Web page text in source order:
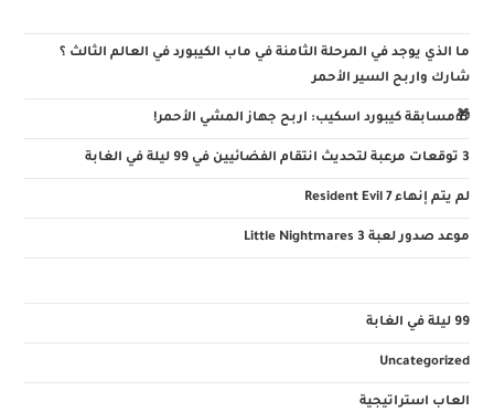
ما الذي يوجد في المرحلة الثامنة في ماب الكيبورد في العالم الثالث ؟
شارك واربح السير الأحمر
🎁مسابقة كيبورد اسكيب: اربح جهاز المشي الأحمر!
3 توقعات مرعبة لتحديث انتقام الفضائيين في 99 ليلة في الغابة
لم يتم إنهاء Resident Evil 7
موعد صدور لعبة Little Nightmares 3
99 ليلة في الغابة
Uncategorized
العاب استراتيجية